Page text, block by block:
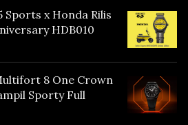
Sports x Honda Rilis
HDB010
8 One Crown
Sporty Full